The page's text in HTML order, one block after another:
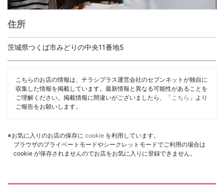
住所
茨城県つくば市みどりの中央11番地5
こちらのお店の情報は、チラシプラス運営会社のセブンネットが独自に
収集した情報を掲載しています。最新情報と異なる可能性があることを
ご理解ください。掲載情報に間違いがございましたら、「 こちら 」より
ご報告をお願いします。
※お気に入りのお店の保存に cookie を利用しています。
ブラウザのプライベートモードやシークレットモードでご利用の場合は
cookie が保存されませんのでお店をお気に入りに登録できません。